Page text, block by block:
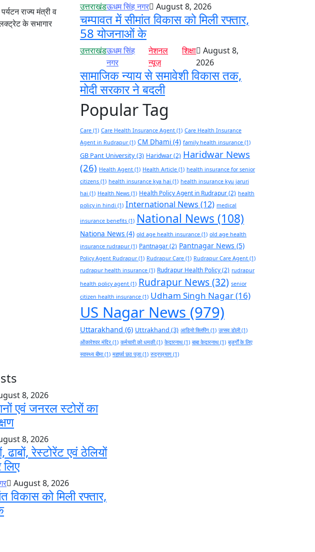
राज्य मंत्री व
के सभागार
उत्तराखंडऊधम सिंह नगर August 8, 2026
चम्पावत में सीमांत विकास को मिली रफ्तार,
58 योजनाओं के
उत्तराखंडऊधम सिंह
नगर
नेशनल
न्यूज़
शिक्षा
August 8,
2026
सामाजिक न्याय से समावेशी विकास तक,
मोदी सरकार ने बदली
Popular Tag
Care (1) Care Health Insurance Agent (1) Care Health Insurance
Agent in Rudrapur(1) CM Dhami (4) family health insurance (1)
GB Pant University(3) Haridwar(2) Haridwar News
(26) Health Agent (1) Health Article (1) health insurance for senior
citizens (1) health insurance kya hai (1) health insurance kyu jaruri
hai (1) Health News (1) Health Policy Agent in Rudrapur(2) health
policy in hindi (1) International News (12) medical
insurance benefits (1) National News (108)
Nationa News (4) old age health insurance (1) old age health
insurance rudrapur(1) Pantnagar(2) Pantnagar News (5)
Policy Agent Rudrapur(1) Rudrapur Care (1) Rudrapur Care Agent (1)
rudrapur health insurance (1) Rudrapur Health Policy(2) rudrapur
health policy agent (1) Rudrapur News(32) senior
citizen health insurance (1) Udham Singh Nagar(16)
US Nagar News (979)
Uttarakhand (6) Uttrakhand (3) आडियो क्लिपिंग (1) उत्सव डोली(1)
ओंकारेश्वर मंदिर (1) कर्मचारी को धमकी(1) केदारनाथ(1) बाबा केदारनाथ(1) बुज़ुर्गों के लिए
स्वास्थ्य बीमा(1) महापर्व छठ पूजा(1) रुद्रप्रयाग (1)
8, 2026
एवं जनरल स्टोरों का
8, 2026
ढाबों, रेस्टोरेंट एवं ठेलियों
लिए
August 8, 2026
विकास को मिली रफ्तार,